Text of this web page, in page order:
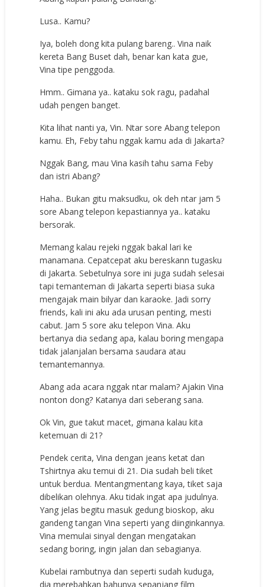
Lusa.. Kamu?
Iya, boleh dong kita pulang bareng.. Vina naik
kereta Bang Buset dah, benar kan kata gue,
Vina tipe penggoda.
Hmm.. Gimana ya.. kataku sok ragu, padahal
udah pengen banget.
Kita lihat nanti ya, Vin. Ntar sore Abang telepon
kamu. Eh, Feby tahu nggak kamu ada di Jakarta?
Nggak Bang, mau Vina kasih tahu sama Feby
dan istri Abang?
Haha.. Bukan gitu maksudku, ok deh ntar jam 5
sore Abang telepon kepastiannya ya.. kataku
bersorak.
Memang kalau rejeki nggak bakal lari ke
manamana. Cepatcepat aku bereskann tugasku
di Jakarta. Sebetulnya sore ini juga sudah selesai
tapi temanteman di Jakarta seperti biasa suka
mengajak main bilyar dan karaoke. Jadi sorry
friends, kali ini aku ada urusan penting, mesti
cabut. Jam 5 sore aku telepon Vina. Aku
bertanya dia sedang apa, kalau boring mengapa
tidak jalanjalan bersama saudara atau
temantemannya.
Abang ada acara nggak ntar malam? Ajakin Vina
nonton dong? Katanya dari seberang sana.
Ok Vin, gue takut macet, gimana kalau kita
ketemuan di 21?
Pendek cerita, Vina dengan jeans ketat dan
Tshirtnya aku temui di 21. Dia sudah beli tiket
untuk berdua. Mentangmentang kaya, tiket saja
dibelikan olehnya. Aku tidak ingat apa judulnya.
Yang jelas begitu masuk gedung bioskop, aku
gandeng tangan Vina seperti yang diinginkannya.
Vina memulai sinyal dengan mengatakan
sedang boring, ingin jalan dan sebagianya.
Kubelai rambutnya dan seperti sudah kuduga,
dia merebahkan bahunya sepanjang film